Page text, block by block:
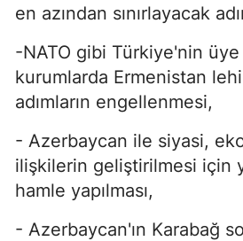
en azından sınırlayacak
-NATO gibi Türkiye'nin
kurumlarda Ermenistan
adımların engellenmesi,
- Azerbaycan ile siyasi,
ilişkilerin geliştirilmesi için
hamle yapılması,
- Azerbaycan'ın Karabağ